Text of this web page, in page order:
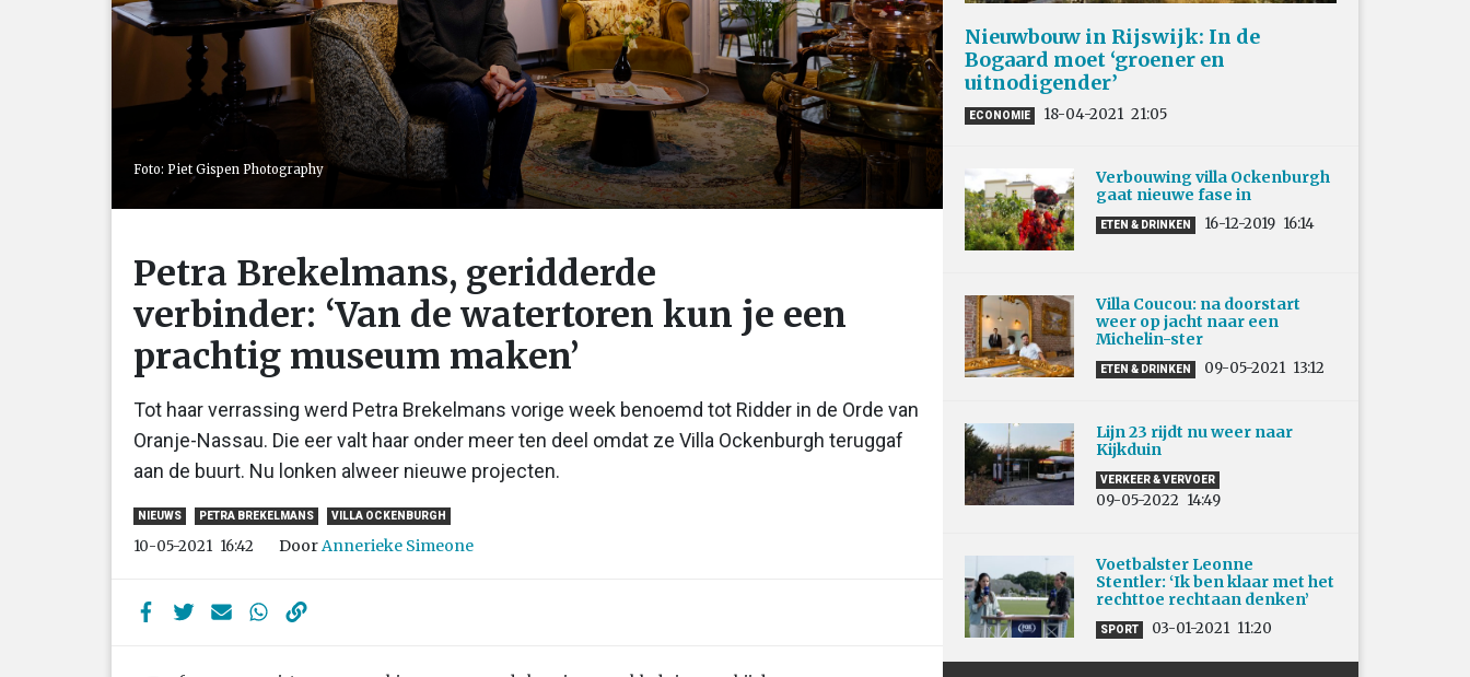
Foto: Piet Gispen Photography
Petra Brekelmans, geridderde
verbinder: ‘Van de watertoren kun je een
prachtig museum maken’
Tot haar verrassing werd Petra Brekelmans vorige week benoemd tot Ridder in de Orde van
Oranje-Nassau. Die eer valt haar onder meer ten deel omdat ze Villa Ockenburgh teruggaf
aan de buurt. Nu lonken alweer nieuwe projecten.
NIEUWS PETRA BREKELMANS VILLA OCKENBURGH
10-05-2021 16:42 Door Annerieke Simeone
Nieuwbouw in Rijswijk: In de
Bogaard moet ‘groener en
uitnodigender’
ECONOMIE 18-04-2021 21:05
Verbouwing villa Ockenburgh
gaat nieuwe fase in
ETEN & DRINKEN 16-12-2019 16:14
Villa Coucou: na doorstart
weer op jacht naar een
Michelin-ster
ETEN & DRINKEN 09-05-2021 13:12
Lijn 23 rijdt nu weer naar
Kijkduin
VERKEER & VERVOER
09-05-2022 14:49
Voetbalster Leonne
Stentler: ‘Ik ben klaar met het
rechttoe rechtaan denken’
SPORT 03-01-2021 11:20